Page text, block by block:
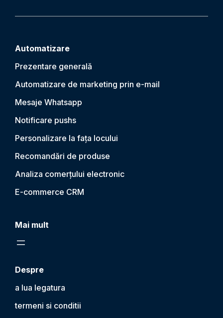
Automatizare
Prezentare generală
Automatizare de marketing prin e-mail
Mesaje Whatsapp
Notificare pushs
Personalizare la fața locului
Recomandări de produse
Analiza comerțului electronic
E-commerce CRM
Mai mult
Despre
a lua legatura
termeni si conditii